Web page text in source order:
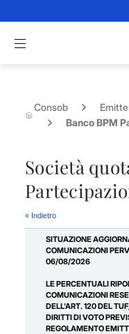
Skip to Main Content
Apri menu di navigazione
Consob
Banco BPM
Società
« Indietro
SITUAZIONE
COMUNICAZIONI
06/08/2026
LE PERCENTUALI
COMUNICAZIONI
DELL'ART. 120 DEL
DIRITTI DI VOTO
REGOLAMENTO